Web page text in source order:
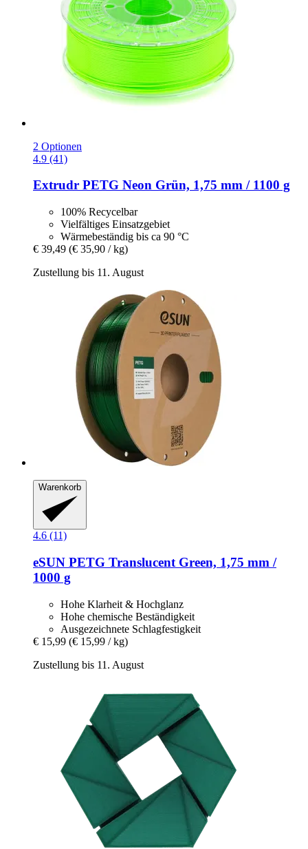
2 Optionen
4.9 (41)
Extrudr PETG Neon Grün, 1,75 mm / 1100 g
100% Recycelbar
Vielfältiges Einsatzgebiet
Wärmebeständig bis ca 90 °C
€ 39,49 (€ 35,90 / kg)
Zustellung bis 11. August
Warenkorb
4.6 (11)
eSUN PETG Translucent Green, 1,75 mm /
1000 g
Hohe Klarheit & Hochglanz
Hohe chemische Beständigkeit
Ausgezeichnete Schlagfestigkeit
€ 15,99 (€ 15,99 / kg)
Zustellung bis 11. August